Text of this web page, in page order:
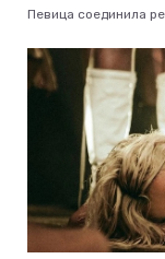
Певица соединила